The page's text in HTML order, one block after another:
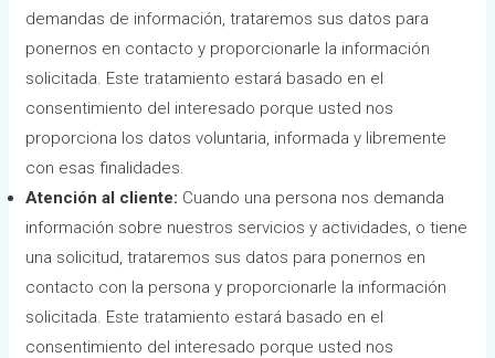
demandas de información, trataremos sus datos para
ponernos en contacto y proporcionarle la información
solicitada. Este tratamiento estará basado en el
consentimiento del interesado porque usted nos
proporciona los datos voluntaria, informada y libremente
con esas finalidades.
Atención al cliente: Cuando una persona nos demanda
información sobre nuestros servicios y actividades, o tiene
una solicitud, trataremos sus datos para ponernos en
contacto con la persona y proporcionarle la información
solicitada. Este tratamiento estará basado en el
consentimiento del interesado porque usted nos